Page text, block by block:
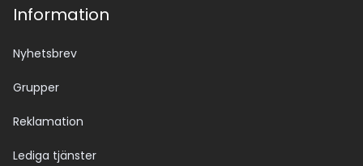
Information
Nyhetsbrev
Grupper
Reklamation
Lediga tjänster